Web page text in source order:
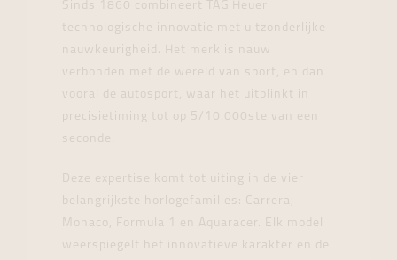
Sinds 1860 combineert TAG Heuer
technologische innovatie met uitzonderlijke
nauwkeurigheid. Het merk is nauw
verbonden met de wereld van sport, en dan
vooral de autosport, waar het uitblinkt in
precisietiming tot op 5/10.000ste van een
seconde.
Deze expertise komt tot uiting in de vier
belangrijkste horlogefamilies: Carrera,
Monaco, Formula 1 en Aquaracer. Elk model
weerspiegelt het innovatieve karakter en de